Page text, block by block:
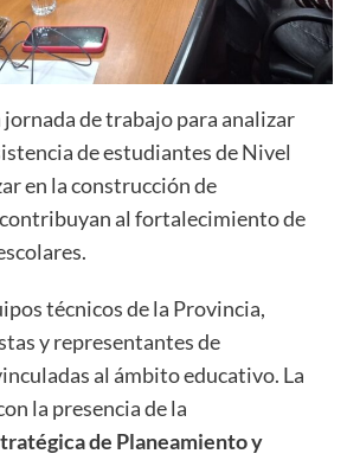
jornada de trabajo para analizar
de estudiantes de Nivel
en la construcción de
al fortalecimiento de
técnicos de la Provincia,
y representantes de
al ámbito educativo. La
la presencia de la
de Planeamiento y